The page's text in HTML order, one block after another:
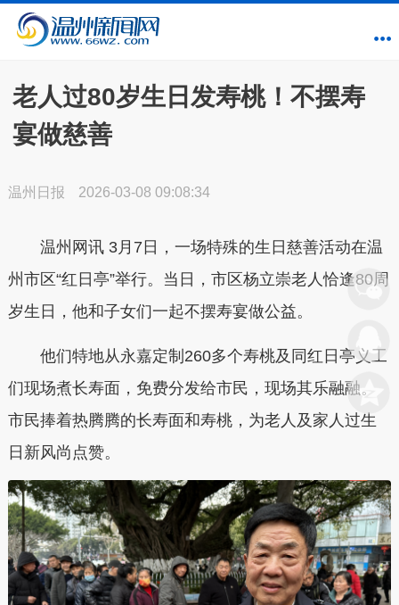
老人过80岁生日发寿桃！不摆寿
宴做慈善
温州日报 2026-03-08 09:08:34
温州网讯 3月7日，一场特殊的生日慈善活动在温
州市区“红日亭”举行。当日，市区杨立崇老人恰逢80周
岁生日，他和子女们一起不摆寿宴做公益。
他们特地从永嘉定制260多个寿桃及同红日亭义工
们现场煮长寿面，免费分发给市民，现场其乐融融。
市民捧着热腾腾的长寿面和寿桃，为老人及家人过生
日新风尚点赞。